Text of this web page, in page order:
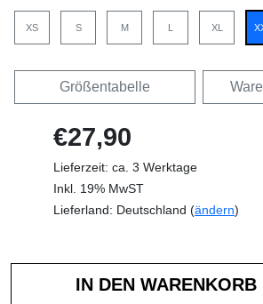
XS S M XL
Größentabelle
€27,90
Lieferzeit: ca. 3 Werktage
Inkl. 19% MwST
Lieferland: Deutschland (ändern)